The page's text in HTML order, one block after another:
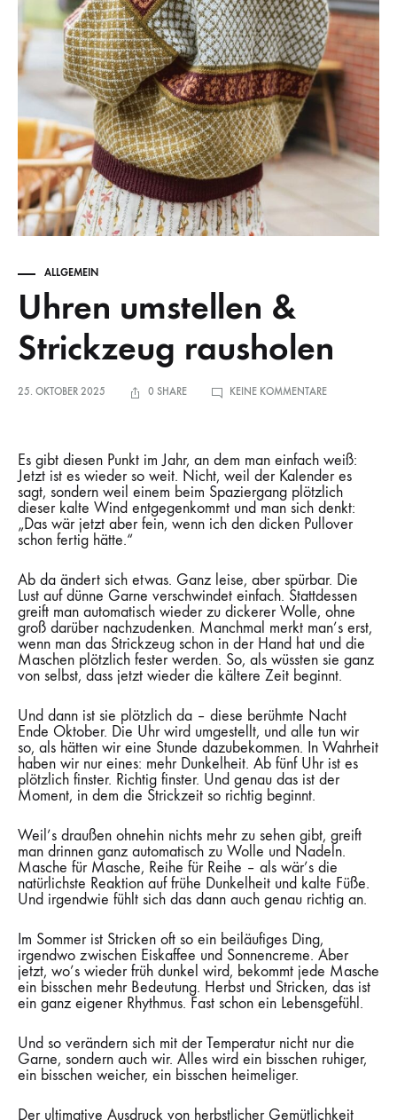
ALLGEMEIN
Uhren umstellen &
Strickzeug rausholen
25. OKTOBER 2025 0 SHARE KEINE KOMMENTAREZU
Es gibt diesen Punkt im Jahr, an dem man einfach weiß:
Jetzt ist es wieder so weit. Nicht, weil der Kalender es
sagt, sondern weil einem beim Spaziergang plötzlich
dieser kalte Wind entgegenkommt und man sich denkt:
„Das wär jetzt aber fein, wenn ich den dicken Pullover
schon fertig hätte.“
Ab da ändert sich etwas. Ganz leise, aber spürbar. Die
Lust auf dünne Garne verschwindet einfach. Stattdessen
greift man automatisch wieder zu dickerer Wolle, ohne
groß darüber nachzudenken. Manchmal merkt man’s erst,
wenn man das Strickzeug schon in der Hand hat und die
Maschen plötzlich fester werden. So, als wüssten sie ganz
von selbst, dass jetzt wieder die kältere Zeit beginnt.
Und dann ist sie plötzlich da – diese berühmte Nacht
Ende Oktober. Die Uhr wird umgestellt, und alle tun wir
so, als hätten wir eine Stunde dazubekommen. In Wahrheit
haben wir nur eines: mehr Dunkelheit. Ab fünf Uhr ist es
plötzlich finster. Richtig finster. Und genau das ist der
Moment, in dem die Strickzeit so richtig beginnt.
Weil’s draußen ohnehin nichts mehr zu sehen gibt, greift
man drinnen ganz automatisch zu Wolle und Nadeln.
Masche für Masche, Reihe für Reihe – als wär’s die
natürlichste Reaktion auf frühe Dunkelheit und kalte Füße.
Und irgendwie fühlt sich das dann auch genau richtig an.
Im Sommer ist Stricken oft so ein beiläufiges Ding,
irgendwo zwischen Eiskaffee und Sonnencreme. Aber
jetzt, wo’s wieder früh dunkel wird, bekommt jede Masche
ein bisschen mehr Bedeutung. Herbst und Stricken, das ist
ein ganz eigener Rhythmus. Fast schon ein Lebensgefühl.
Und so verändern sich mit der Temperatur nicht nur die
Garne, sondern auch wir. Alles wird ein bisschen ruhiger,
ein bisschen weicher, ein bisschen heimeliger.
Der ultimative Ausdruck von herbstlicher Gemütlichkeit